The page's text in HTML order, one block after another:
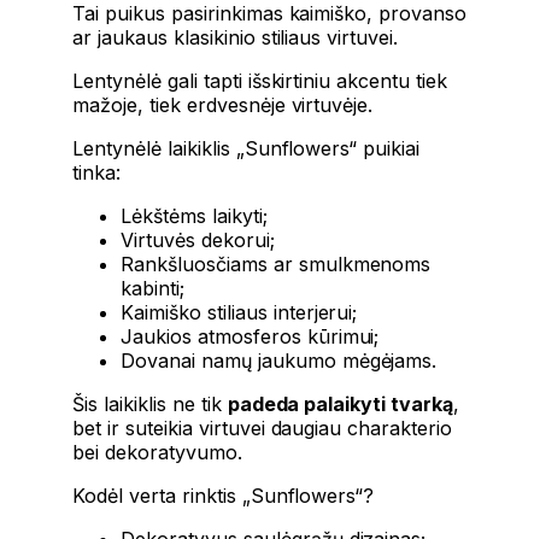
Tai puikus pasirinkimas kaimiško, provanso
ar jaukaus klasikinio stiliaus virtuvei.
Lentynėlė gali tapti išskirtiniu akcentu tiek
mažoje, tiek erdvesnėje virtuvėje.
Lentynėlė laikiklis „Sunflowers“ puikiai
tinka:
Lėkštėms laikyti;
Virtuvės dekorui;
Rankšluosčiams ar smulkmenoms
kabinti;
Kaimiško stiliaus interjerui;
Jaukios atmosferos kūrimui;
Dovanai namų jaukumo mėgėjams.
Šis laikiklis ne tik padeda palaikyti tvarką,
bet ir suteikia virtuvei daugiau charakterio
bei dekoratyvumo.
Kodėl verta rinktis „Sunflowers“?